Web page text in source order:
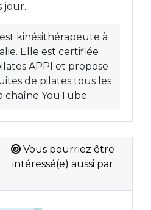
jour.
kinésithérapeute à
Elle est certifiée
APPI et propose
de pilates tous les
chaîne YouTube.
Vous pourriez être
intéressé(e) aussi par